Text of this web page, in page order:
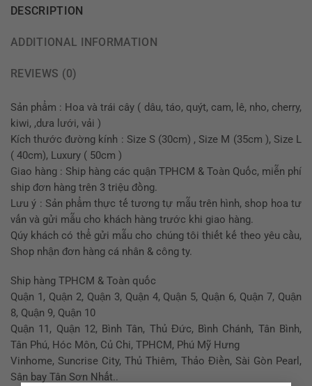
DESCRIPTION
ADDITIONAL INFORMATION
REVIEWS (0)
Sản phẩm : Hoa và trái cây ( dâu, táo, quýt, cam, lê, nho, cherry,
kiwi, ,dưa lưới, vải )
Kích thước đường kính : Size S (30cm) , Size M (35cm ), Size L
( 40cm), Luxury ( 50cm )
Giao hàng : Ship hàng các quận TPHCM & Toàn Quốc, miễn phí
ship đơn hàng trên 3 triệu đồng.
Lưu ý : Sản phẩm thực tế tương tự mẫu trên hình, shop hoa tư
vấn và gửi mẫu cho khách hàng trước khi giao hàng.
Qúy khách có thể gửi mẫu cho chúng tôi thiết kế theo yêu cầu,
Shop nhận đơn hàng cá nhân & công ty.
Ship hàng TPHCM & Toàn quốc
Quận 1, Quận 2, Quận 3, Quận 4, Quận 5, Quận 6, Quận 7, Quận
8, Quận 9, Quận 10
Quận 11, Quận 12, Bình Tân, Thủ Đức, Bình Chánh, Tân Bình,
Tân Phú, Hóc Môn, Củ Chi, TPHCM, Phú Mỹ Hưng
Vinhome, Suncrise City, Thủ Thiêm, Thảo Điền, Sài Gòn Pearl,
Sân bay Tân Sơn Nhất..